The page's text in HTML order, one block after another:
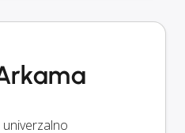
univerzalno